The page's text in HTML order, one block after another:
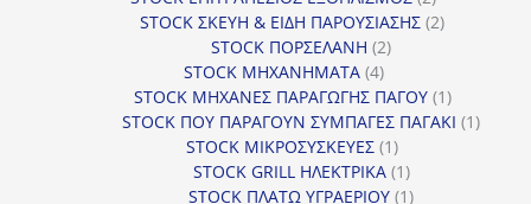
προϊόντα
STOCK ΣΚΕΥΗ & ΕΙΔΗ ΠΑΡΟΥΣΙΑΣΗΣ 22
STOCK ΠΟΡΣΕΛΑΝΗ 22
STOCK ΜΗΧΑΝΗΜΑΤΑ 44
προϊόντα
STOCK ΜΗΧΑΝΕΣ ΠΑΡΑΓΩΓΗΣ ΠΑΓΟΥ 11
προϊόν
STOCK ΠΟΥ ΠΑΡΑΓΟΥΝ ΣΥΜΠΑΓΕΣ ΠΑΓΑΚΙ 11
STOCK ΜΙΚΡΟΣΥΣΚΕΥΕΣ 11
προϊόν
STOCK GRILL ΗΛΕΚΤΡΙΚΑ 11
προϊόν
STOCK ΠΛΑΤΩ ΥΓΡΑΕΡΙΟΥ 11